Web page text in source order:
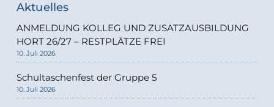
Aktuelles
ANMELDUNG KOLLEG UND ZUSATZAUSBILDUNG
HORT 26/27 – RESTPLÄTZE FREI
10. Juli 2026
Schultaschenfest der Gruppe 5
10. Juli 2026